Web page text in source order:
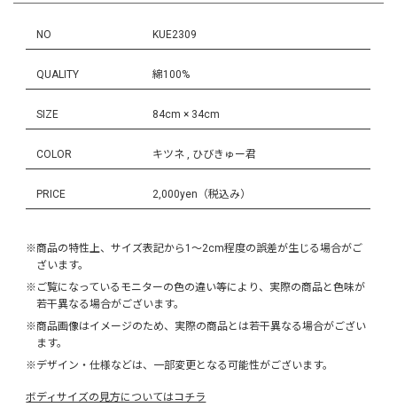
NO KUE2309
QUALITY 綿100%
SIZE 84cm × 34cm
COLOR キツネ , ひびきゅー君
PRICE 2,000yen（税込み）
※商品の特性上、サイズ表記から1～2cm程度の誤差が生じる場合がご
ざいます。
※ご覧になっているモニターの色の違い等により、実際の商品と色味が
若干異なる場合がございます。
※商品画像はイメージのため、実際の商品とは若干異なる場合がござい
ます。
※デザイン・仕様などは、一部変更となる可能性がございます。
ボディサイズの見方についてはコチラ